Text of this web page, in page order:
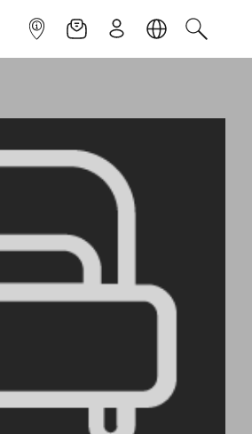
INFOPOINTNEWSLETTER
ISCRIVITILINGUACERCA